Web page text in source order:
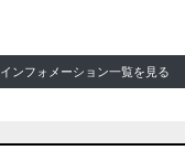
インフォメーション一覧を見る